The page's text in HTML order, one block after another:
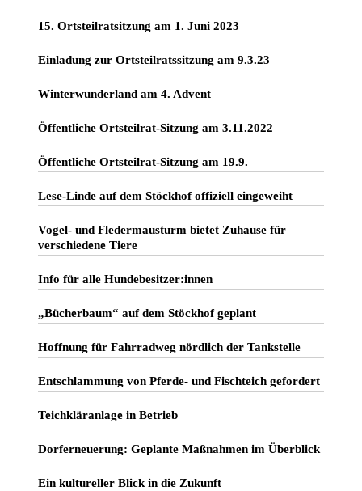
15. Ortsteilratsitzung am 1. Juni 2023
Einladung zur Ortsteilratssitzung am 9.3.23
Winterwunderland am 4. Advent
Öffentliche Ortsteilrat-Sitzung am 3.11.2022
Öffentliche Ortsteilrat-Sitzung am 19.9.
Lese-Linde auf dem Stöckhof offiziell eingeweiht
Vogel- und Fledermausturm bietet Zuhause für
verschiedene Tiere
Info für alle Hundebesitzer:innen
„Bücherbaum“ auf dem Stöckhof geplant
Hoffnung für Fahrradweg nördlich der Tankstelle
Entschlammung von Pferde- und Fischteich gefordert
Teichkläranlage in Betrieb
Dorferneuerung: Geplante Maßnahmen im Überblick
Ein kultureller Blick in die Zukunft